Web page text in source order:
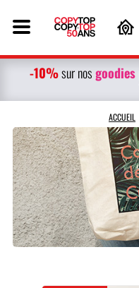
-10%sur nosg
ACCUEIL